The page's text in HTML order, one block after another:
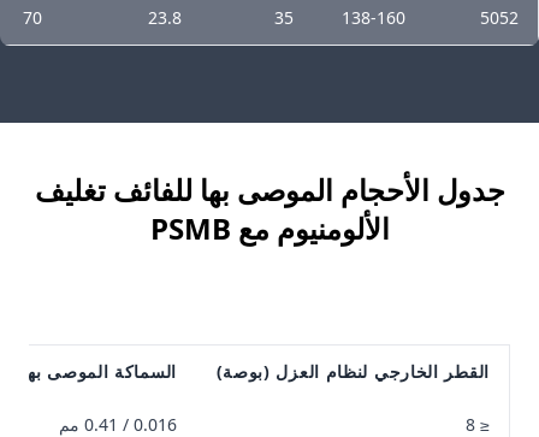
5052
138-160
35
23.8
70
جدول الأحجام الموصى بها للفائف تغليف
الألومنيوم مع PSMB
القطر الخارجي لنظام العزل (بوصة) السماكة الموصى بها
≤ 8 0.016 / 0.41 مم